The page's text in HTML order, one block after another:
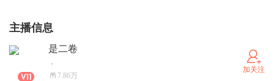
主播信息
是二卷
，
7.86万
加关注